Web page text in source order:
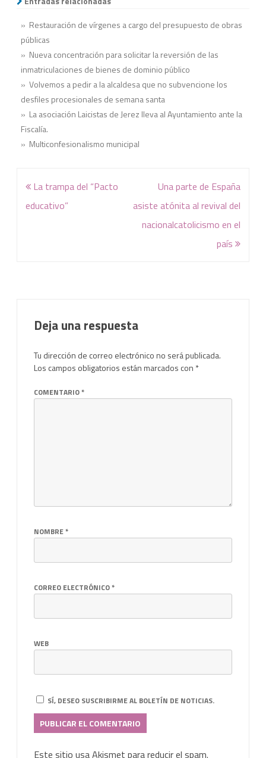
» Restauración de vírgenes a cargo del presupuesto de obras
públicas
» Nueva concentración para solicitar la reversión de las
inmatriculaciones de bienes de dominio público
» Volvemos a pedir a la alcaldesa que no subvencione los
desfiles procesionales de semana santa
» La asociación Laicistas de Jerez lleva al Ayuntamiento ante la
Fiscalía.
» Multiconfesionalismo municipal
Navegación
de
La trampa del “Pacto
educativo”
Una parte de España
asiste atónita al revival del
nacionalcatolicismo en el
país
Deja una respuesta
Tu dirección de correo electrónico no será publicada.
Los campos obligatorios están marcados con *
COMENTARIO*
NOMBRE*
CORREO ELECTRÓNICO*
WEB
SÍ, DESEO SUSCRIBIRME AL BOLETÍN DE NOTICIAS.
Este sitio usa Akismet para reducir el spam.